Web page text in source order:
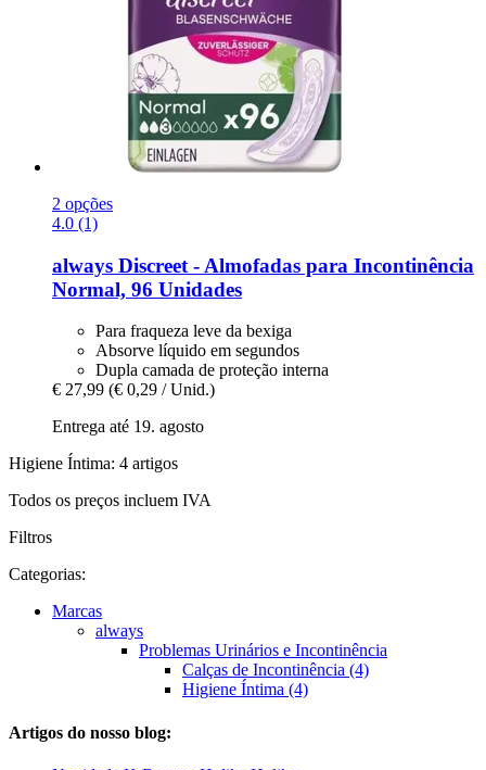
2 opções
4.0 (1)
always Discreet -​ Almofadas para Incontinência
Normal, 96 Unidades
Para fraqueza leve da bexiga
Absorve líquido em segundos
Dupla camada de proteção interna
€ 27,99 (€ 0,29 / Unid.)
Entrega até 19. agosto
Higiene Íntima: 4 artigos
Todos os preços incluem IVA
Filtros
Categorias:
Marcas
always
Problemas Urinários e Incontinência
Calças de Incontinência (4)
Higiene Íntima (4)
Artigos do nosso blog: